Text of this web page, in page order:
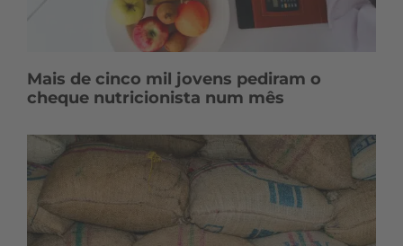
Mais de cinco mil jovens pediram o
cheque nutricionista num mês